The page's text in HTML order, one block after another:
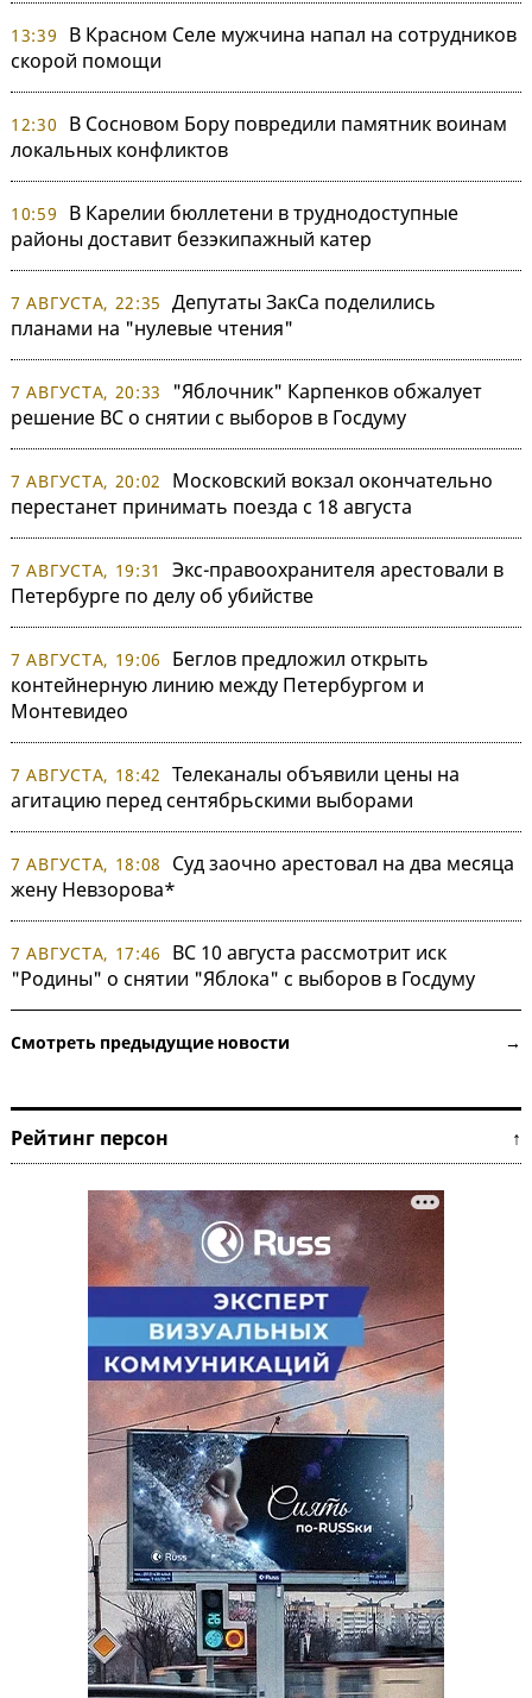
13:39
В Красном Селе мужчина напал на сотрудников
скорой помощи
12:30
В Сосновом Бору повредили памятник воинам
локальных конфликтов
10:59
В Карелии бюллетени в труднодоступные
районы доставит безэкипажный катер
7 АВГУСТА, 22:35 Депутаты ЗакСа поделились
планами на "нулевые чтения"
7 АВГУСТА, 20:33
"Яблочник" Карпенков обжалует
решение ВС о снятии с выборов в Госдуму
7 АВГУСТА, 20:02
Московский вокзал окончательно
перестанет принимать поезда с 18 августа
7 АВГУСТА, 19:31
Экс-правоохранителя арестовали в
Петербурге по делу об убийстве
7 АВГУСТА, 19:06
Беглов предложил открыть
контейнерную линию между Петербургом и
Монтевидео
7 АВГУСТА, 18:42 Телеканалы объявили цены на
агитацию перед сентябрьскими выборами
7 АВГУСТА, 18:08
Суд заочно арестовал на два месяца
жену Невзорова*
7 АВГУСТА, 17:46
ВС 10 августа рассмотрит иск
"Родины" о снятии "Яблока" с выборов в Госдуму
Смотреть предыдущие новости →
Рейтинг персон ↑